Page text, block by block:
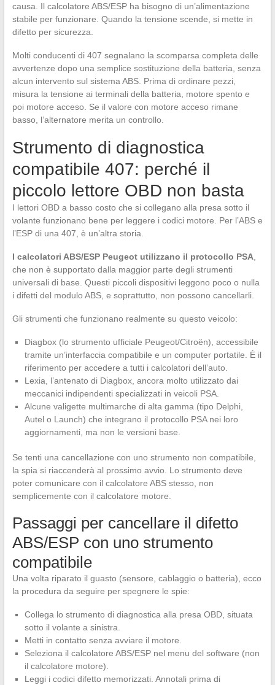
causa. Il calcolatore ABS/ESP ha bisogno di un’alimentazione
stabile per funzionare. Quando la tensione scende, si mette in
difetto per sicurezza.
Molti conducenti di 407 segnalano la scomparsa completa delle
avvertenze dopo una semplice sostituzione della batteria, senza
alcun intervento sul sistema ABS. Prima di ordinare pezzi,
misura la tensione ai terminali della batteria, motore spento e
poi motore acceso. Se il valore con motore acceso rimane
basso, l’alternatore merita un controllo.
Strumento di diagnostica
compatibile 407: perché il
piccolo lettore OBD non basta
I lettori OBD a basso costo che si collegano alla presa sotto il
volante funzionano bene per leggere i codici motore. Per l’ABS e
l’ESP di una 407, è un’altra storia.
I calcolatori ABS/ESP Peugeot utilizzano il protocollo PSA,
che non è supportato dalla maggior parte degli strumenti
universali di base. Questi piccoli dispositivi leggono poco o nulla
i difetti del modulo ABS, e soprattutto, non possono cancellarli.
Gli strumenti che funzionano realmente su questo veicolo:
Diagbox (lo strumento ufficiale Peugeot/Citroën), accessibile
tramite un’interfaccia compatibile e un computer portatile. È il
riferimento per accedere a tutti i calcolatori dell’auto.
Lexia, l’antenato di Diagbox, ancora molto utilizzato dai
meccanici indipendenti specializzati in veicoli PSA.
Alcune valigette multimarche di alta gamma (tipo Delphi,
Autel o Launch) che integrano il protocollo PSA nei loro
aggiornamenti, ma non le versioni base.
Se tenti una cancellazione con uno strumento non compatibile,
la spia si riaccenderà al prossimo avvio. Lo strumento deve
poter comunicare con il calcolatore ABS stesso, non
semplicemente con il calcolatore motore.
Passaggi per cancellare il difetto
ABS/ESP con uno strumento
compatibile
Una volta riparato il guasto (sensore, cablaggio o batteria), ecco
la procedura da seguire per spegnere le spie:
Collega lo strumento di diagnostica alla presa OBD, situata
sotto il volante a sinistra.
Metti in contatto senza avviare il motore.
Seleziona il calcolatore ABS/ESP nel menu del software (non
il calcolatore motore).
Leggi i codici difetto memorizzati. Annotali prima di